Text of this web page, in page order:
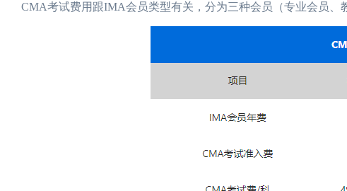
CMA考试费用跟IMA会员类型有关，分为三种会员（专业会员、